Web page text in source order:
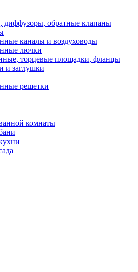
диффузоры, обратные клапаны
каналы и воздуховоды
лючки
торцевые площадки, фланцы
и заглушки
решетки
комнаты